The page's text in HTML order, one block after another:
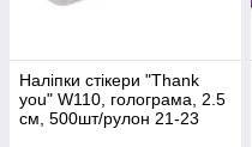
Наліпки стікери "Thank
you" W110, голограма, 2.5
см, 500шт/рулон 21-23